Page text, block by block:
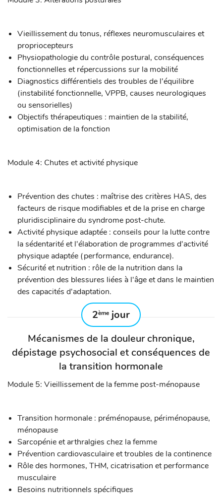
Vieillissement du tonus, réflexes neuromusculaires et
propriocepteurs
Physiopathologie du contrôle postural, conséquences
fonctionnelles et répercussions sur la mobilité
Diagnostics différentiels des troubles de l'équilibre
(instabilité fonctionnelle, VPPB, causes neurologiques
ou sensorielles)
Objectifs thérapeutiques : maintien de la stabilité,
optimisation de la fonction
Module 4: Chutes et activité physique
Prévention des chutes : maîtrise des critères HAS, des
facteurs de risque modifiables et de la prise en charge
pluridisciplinaire du syndrome post-chute.
Activité physique adaptée : conseils pour la lutte contre
la sédentarité et l'élaboration de programmes d'activité
physique adaptée (performance, endurance).
Sécurité et nutrition : rôle de la nutrition dans la
prévention des blessures liées à l'âge et dans le maintien
des capacités d'adaptation.
2ème jour
Mécanismes de la douleur chronique,
dépistage psychosocial et conséquences de
la transition hormonale
Module 5: Vieillissement de la femme post-ménopause
Transition hormonale : préménopause, périménopause,
ménopause
Sarcopénie et arthralgies chez la femme
Prévention cardiovasculaire et troubles de la continence
Rôle des hormones, THM, cicatrisation et performance
musculaire
Besoins nutritionnels spécifiques